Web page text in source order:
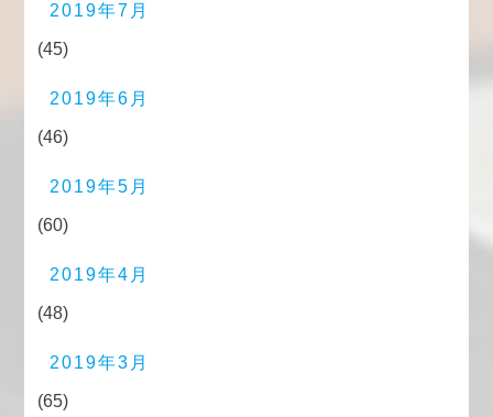
2019年7月
(45)
2019年6月
(46)
2019年5月
(60)
2019年4月
(48)
2019年3月
(65)